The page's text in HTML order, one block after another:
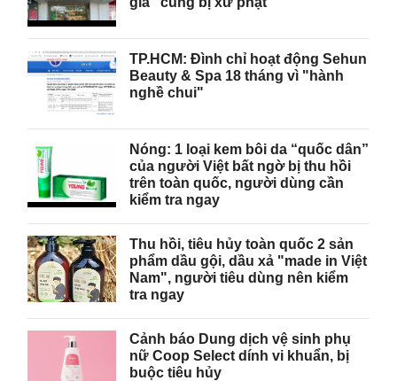
TP.HCM: Đình chỉ hoạt động Sehun
Beauty & Spa 18 tháng vì "hành
nghề chui"
Nóng: 1 loại kem bôi da “quốc dân”
của người Việt bất ngờ bị thu hồi
trên toàn quốc, người dùng cần
kiểm tra ngay
Thu hồi, tiêu hủy toàn quốc 2 sản
phẩm dầu gội, dầu xả "made in Việt
Nam", người tiêu dùng nên kiểm
tra ngay
Cảnh báo Dung dịch vệ sinh phụ
nữ Coop Select dính vi khuẩn, bị
buộc tiêu hủy